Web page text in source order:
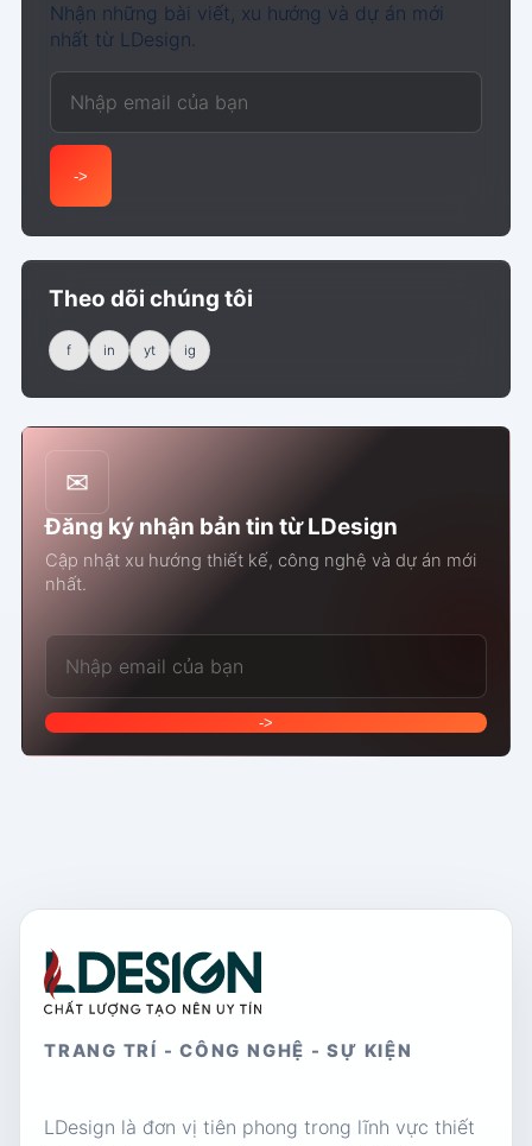
Nhận những bài viết, xu hướng và dự án mới
nhất từ LDesign.
Email của bạn
->
Theo dõi chúng tôi
f in yt ig
✉
Đăng ký nhận bản tin từ LDesign
Cập nhật xu hướng thiết kế, công nghệ và dự án mới
nhất.
Email của bạn
->
TRANG TRÍ - CÔNG NGHỆ - SỰ KIỆN
LDesign là đơn vị tiên phong trong lĩnh vực thiết